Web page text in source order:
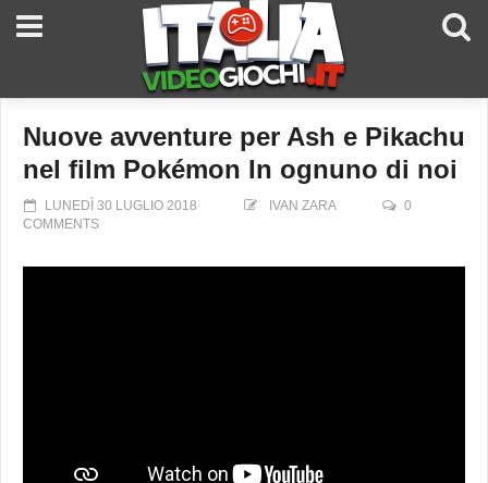
Nuove avventure per Ash e Pikachu
nel film Pokémon In ognuno di noi
LUNEDÌ 30 LUGLIO 2018 IVAN ZARA
0
COMMENTS